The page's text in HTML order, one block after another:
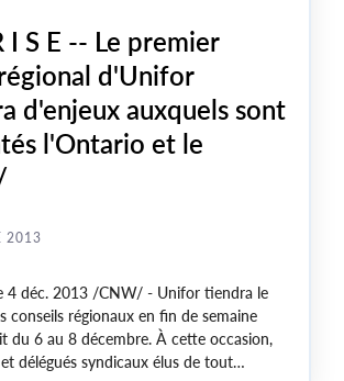
I S E -- Le premier
d'Unifor
d'enjeux auxquels sont
l'Ontario et le
2013
4 déc. 2013 /CNW/ - Unifor tiendra le
À cette occasion,
délégués syndicaux élus de tout